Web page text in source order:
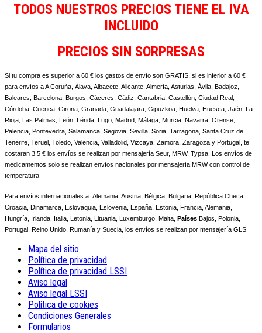
TODOS NUESTROS PRECIOS TIENE EL IVA
INCLUIDO
PRECIOS SIN SORPRESAS
Si tu compra es superior a 60 € los gastos de envío son GRATIS, si es inferior a 60 €
para envíos a A Coruña, Álava, Albacete, Alicante, Almería, Asturias, Ávila, Badajoz,
Baleares, Barcelona, Burgos, Cáceres, Cádiz, Cantabria, Castellón, Ciudad Real,
Córdoba, Cuenca, Girona, Granada, Guadalajara, Gipuzkoa, Huelva, Huesca, Jaén, La
Rioja, Las Palmas, León, Lérida, Lugo, Madrid, Málaga, Murcia, Navarra, Orense,
Palencia, Pontevedra, Salamanca, Segovia, Sevilla, Soria, Tarragona, Santa Cruz de
Tenerife, Teruel, Toledo, Valencia, Valladolid, Vizcaya, Zamora, Zaragoza y Portugal, te
costaran 3.5 € los envíos se realizan por mensajería Seur, MRW, Typsa. Los envíos de
medicamentos solo se realizan envíos nacionales por mensajería MRW con control de
temperatura
Para envíos internacionales a: Alemania, Austria, Bélgica, Bulgaria, República Checa,
Croacia, Dinamarca, Eslovaquia, Eslovenia, España, Estonia, Francia, Alemania,
Hungría, Irlanda, Italia, Letonia, Lituania, Luxemburgo, Malta, Países Bajos, Polonia,
Portugal, Reino Unido, Rumanía y Suecia, los envíos se realizan por mensajería GLS
Mapa del sitio
Política de privacidad
Política de privacidad LSSI
Aviso legal
Aviso legal LSSI
Política de cookies
Condiciones Generales
Formularios